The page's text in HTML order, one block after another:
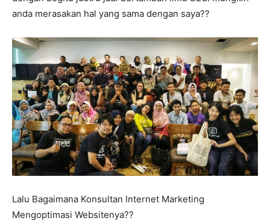
anda merasakan hal yang sama dengan saya??
Lalu Bagaimana Konsultan Internet Marketing
Mengoptimasi Websitenya??